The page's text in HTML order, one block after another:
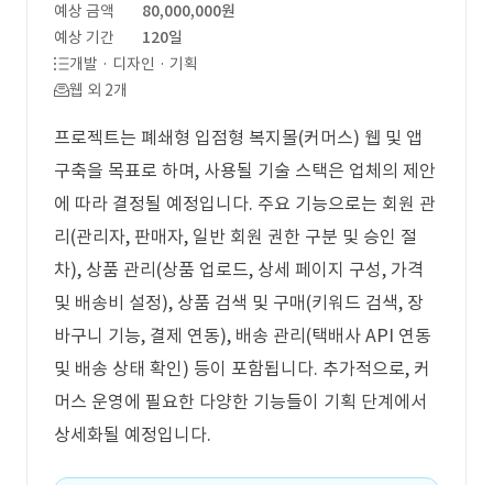
예상 금액
80,000,000원
예상 기간
120일
개발 · 디자인 · 기획
웹 외 2개
프로젝트는 폐쇄형 입점형 복지몰(커머스) 웹 및 앱
구축을 목표로 하며, 사용될 기술 스택은 업체의 제안
에 따라 결정될 예정입니다. 주요 기능으로는 회원 관
리(관리자, 판매자, 일반 회원 권한 구분 및 승인 절
차), 상품 관리(상품 업로드, 상세 페이지 구성, 가격
및 배송비 설정), 상품 검색 및 구매(키워드 검색, 장
바구니 기능, 결제 연동), 배송 관리(택배사 API 연동
및 배송 상태 확인) 등이 포함됩니다. 추가적으로, 커
머스 운영에 필요한 다양한 기능들이 기획 단계에서
상세화될 예정입니다.